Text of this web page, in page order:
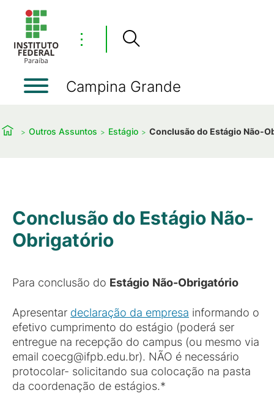
⋮
Campina Grande
Outros Assuntos Estágio Conclusão do Estágio Não-
Conclusão do Estágio Não-
Obrigatório
Para conclusão do Estágio Não-Obrigatório
Apresentar declaração da empresa informando o
efetivo cumprimento do estágio (poderá ser
entregue na recepção do campus (ou mesmo via
email coecg@ifpb.edu.br). NÃO é necessário
protocolar- solicitando sua colocação na pasta
da coordenação de estágios.*